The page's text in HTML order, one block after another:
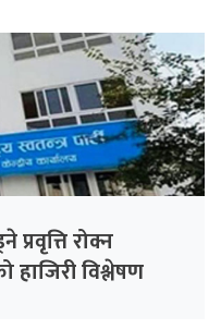
रोक्न
विश्लेषण